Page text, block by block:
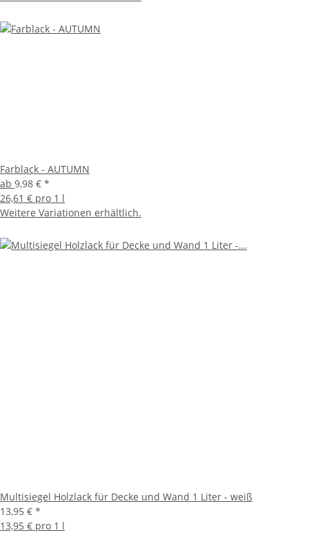
Farblack - AUTUMN
ab 9,98 € *
26,61 € pro 1 l
Weitere Variationen erhältlich.
Multisiegel Holzlack für Decke und Wand 1 Liter - weiß
13,95 € *
13,95 € pro 1 l